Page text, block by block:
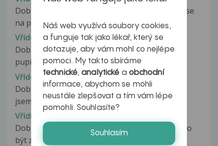
Dobrý den, chtěla jsem se zeptat, mému příteli se
na penisu objevil vřídek,...
Vřídek,pupínek na varlatech
Dobrý den, před déle než měsícem se mi objevil
pupínek v oblasti levého varlete,...
Vřídek? syfilis?
Dobrý den, pane doktore, cca před čtrnácti dny
jsem měl první nechráněný styk...
Vřídiky a povlak na jazyku
Dobry den , chtěla jsem se zeptat co by to mohlo
být za onemocnění . Mám problém...
Náš web využívá soubory cookies,
a funguje tak jako lékař, který se
dotazuje, aby vám mohl co nejlépe
pomoci. My takto sbíráme
technické,analytické a obchodní
informace, abychom se mohli
neustále zlepšovat a tím vám lépe
pomohli. Souhlasíte?
Souhlasím